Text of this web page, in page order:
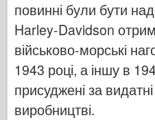
Менг модель
Трістар
Трубач
Звезда
повинні були бути
Harley-Davidson
військово-морські
1943 році, а іншу в
присуджені за
виробництві.